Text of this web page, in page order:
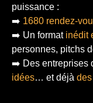
puissance :
➡️ 1680 rendez-
➡️ Un format inédit
personnes, pitchs
➡️ Des entreprises
idées… et déjà